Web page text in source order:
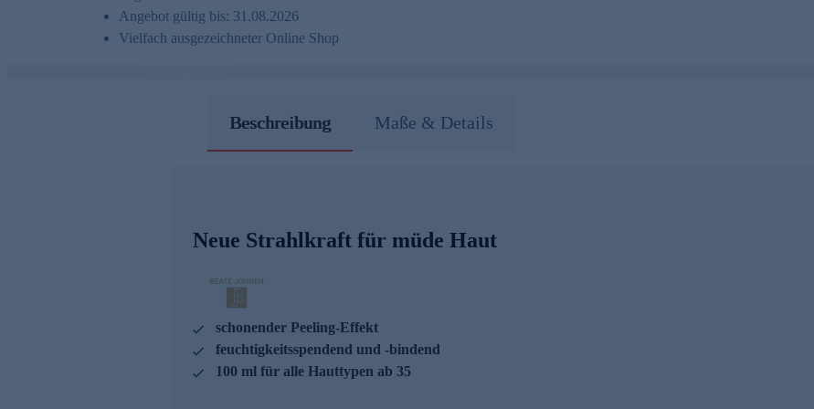
Angebot gültig bis: 31.08.2026
Vielfach ausgezeichneter Online Shop
Beschreibung Maße & Details
Neue Strahlkraft für müde Haut
schonender Peeling-Effekt
feuchtigkeitsspendend und -bindend
100 ml für alle Hauttypen ab 35